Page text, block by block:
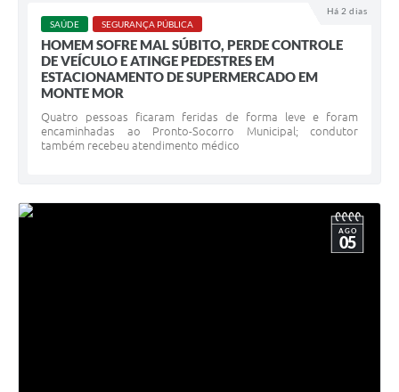
Há 2 dias
SAÚDE SEGURANÇA PÚBLICA
HOMEM SOFRE MAL SÚBITO, PERDE CONTROLE
DE VEÍCULO E ATINGE PEDESTRES EM
ESTACIONAMENTO DE SUPERMERCADO EM
MONTE MOR
Quatro pessoas ficaram feridas de forma leve e foram
encaminhadas ao Pronto-Socorro Municipal; condutor
também recebeu atendimento médico
AGO
05